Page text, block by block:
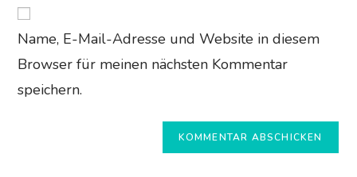
ein
Kommentieren
URL
ein
(optional)
Name, E-Mail-Adresse und Website in diesem
Browser für meinen nächsten Kommentar
speichern.